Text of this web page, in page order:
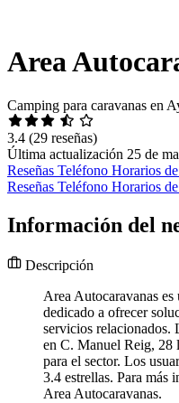
Area
Camping para caravanas en
3.4 (29 reseñas)
Última actualización 25 de
Reseñas Teléfono Horarios
Reseñas Teléfono Horarios
Información del
Descripción
Area Autocaravanas
dedicado a ofrecer
servicios relacionados.
en C. Manuel Reig, 28
para el sector. Los
3.4 estrellas. Para más
Area Autocaravanas.